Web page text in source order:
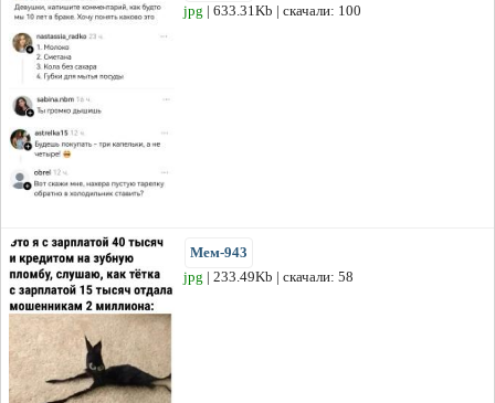
jpg | 633.31Kb | скачали: 100
Мем-943
jpg | 233.49Kb | скачали: 58